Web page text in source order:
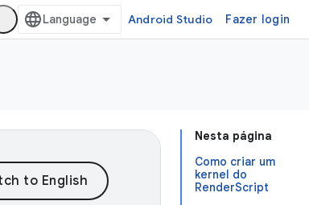
Android Studio Fazer login
Nesta página
Como criar um
kernel do
RenderScript